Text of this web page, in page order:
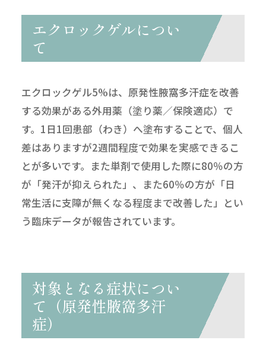
エクロックゲルについ
て
エクロックゲル5%は、原発性腋窩多汗症を改善
する効果がある外用薬（塗り薬／保険適応）で
す。1日1回患部（わき）へ塗布することで、個人
差はありますが2週間程度で効果を実感できるこ
とが多いです。また単剤で使用した際に80％の方
が「発汗が抑えられた」、また60％の方が「日
常生活に支障が無くなる程度まで改善した」とい
う臨床データが報告されています。
対象となる症状につい
て（原発性腋窩多汗
症）